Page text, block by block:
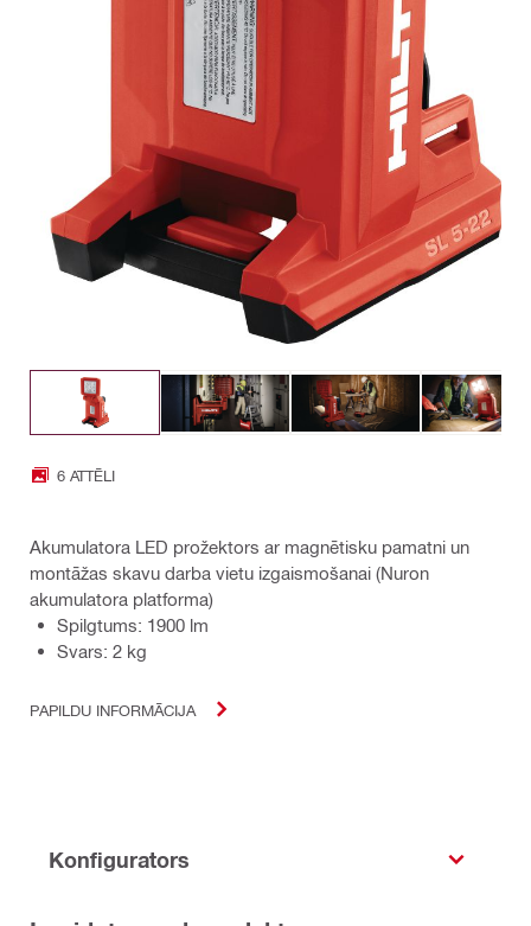
6 ATTĒLI
Akumulatora LED prožektors ar magnētisku pamatni un
montāžas skavu darba vietu izgaismošanai (Nuron
akumulatora platforma)
Spilgtums: 1900 lm
Svars: 2 kg
PAPILDU INFORMĀCIJA
Konfigurators